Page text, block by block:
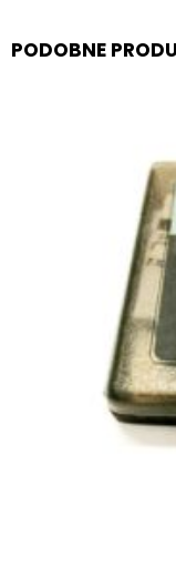
PODOBNE